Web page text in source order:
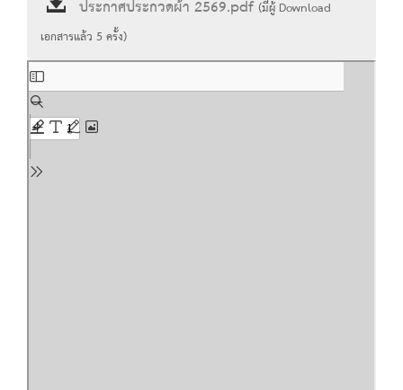
ประกาศประกวดผ้า 2569.pdf(มีผู้ Download
เอกสารแล้ว 5ครั้ง)